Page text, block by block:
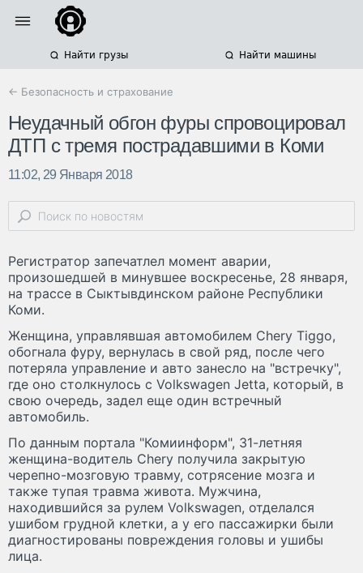
Найти грузы Найти машины
← Безопасность и страхование
Неудачный обгон фуры спровоцировал
ДТП с тремя пострадавшими в Коми
11:02, 29 Января 2018
Регистратор запечатлел момент аварии,
произошедшей в минувшее воскресенье, 28 января,
на трассе в Сыктывдинском районе Республики
Коми.
Женщина, управлявшая автомобилем Chery Tiggo,
обогнала фуру, вернулась в свой ряд, после чего
потеряла управление и авто занесло на "встречку",
где оно столкнулось с Volkswagen Jetta, который, в
свою очередь, задел еще один встречный
автомобиль.
По данным портала "Комиинформ", 31-летняя
женщина-водитель Chery получила закрытую
черепно-мозговую травму, сотрясение мозга и
также тупая травма живота. Мужчина,
находившийся за рулем Volkswagen, отделался
ушибом грудной клетки, а у его пассажирки были
диагностированы повреждения головы и ушибы
лица.